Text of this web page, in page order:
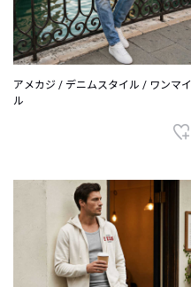
アメカジ / デニムスタイル / ワンマイ
ル